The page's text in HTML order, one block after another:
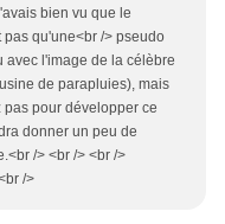
bien vu que le
qu'une<br /> pseudo
l'image de la célèbre
de parapluies), mais
pas pour développer ce
donner un peu de
/> <br /> <br />
/>